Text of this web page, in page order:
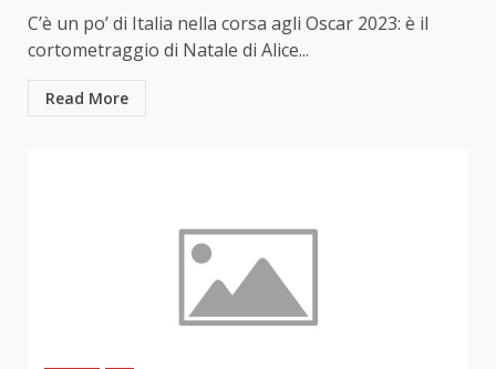
C’è un po’ di Italia nella corsa agli Oscar 2023: è il
cortometraggio di Natale di Alice...
Read More